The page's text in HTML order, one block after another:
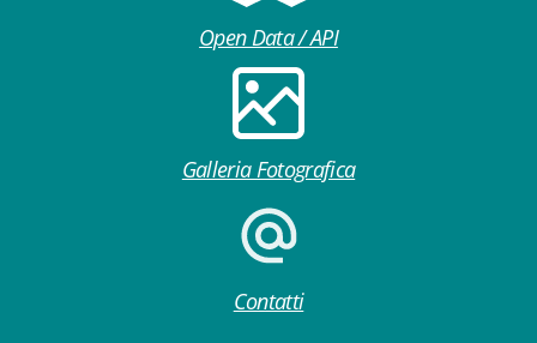
Open Data / API
Galleria Fotografica
Contatti